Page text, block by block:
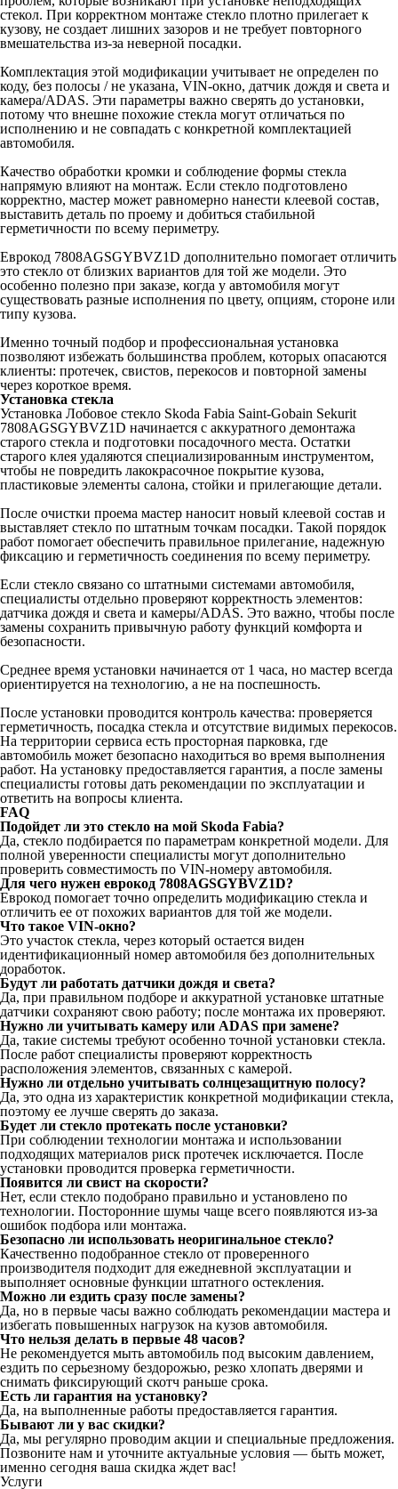
стекол. При корректном монтаже стекло плотно прилегает к
кузову, не создает лишних зазоров и не требует повторного
вмешательства из-за неверной посадки.
Комплектация этой модификации учитывает не определен по
коду, без полосы / не указана, VIN-окно, датчик дождя и света и
камера/ADAS. Эти параметры важно сверять до установки,
потому что внешне похожие стекла могут отличаться по
исполнению и не совпадать с конкретной комплектацией
автомобиля.
Качество обработки кромки и соблюдение формы стекла
напрямую влияют на монтаж. Если стекло подготовлено
корректно, мастер может равномерно нанести клеевой состав,
выставить деталь по проему и добиться стабильной
герметичности по всему периметру.
Еврокод 7808AGSGYBVZ1D дополнительно помогает отличить
это стекло от близких вариантов для той же модели. Это
особенно полезно при заказе, когда у автомобиля могут
существовать разные исполнения по цвету, опциям, стороне или
типу кузова.
Именно точный подбор и профессиональная установка
позволяют избежать большинства проблем, которых опасаются
клиенты: протечек, свистов, перекосов и повторной замены
через короткое время.
Установка стекла
Установка Лобовое стекло Skoda Fabia Saint-Gobain Sekurit
7808AGSGYBVZ1D начинается с аккуратного демонтажа
старого стекла и подготовки посадочного места. Остатки
старого клея удаляются специализированным инструментом,
чтобы не повредить лакокрасочное покрытие кузова,
пластиковые элементы салона, стойки и прилегающие детали.
После очистки проема мастер наносит новый клеевой состав и
выставляет стекло по штатным точкам посадки. Такой порядок
работ помогает обеспечить правильное прилегание, надежную
фиксацию и герметичность соединения по всему периметру.
Если стекло связано со штатными системами автомобиля,
специалисты отдельно проверяют корректность элементов:
датчика дождя и света и камеры/ADAS. Это важно, чтобы после
замены сохранить привычную работу функций комфорта и
безопасности.
Среднее время установки начинается от 1 часа, но мастер всегда
ориентируется на технологию, а не на поспешность.
После установки проводится контроль качества: проверяется
герметичность, посадка стекла и отсутствие видимых перекосов.
На территории сервиса есть просторная парковка, где
автомобиль может безопасно находиться во время выполнения
работ. На установку предоставляется гарантия, а после замены
специалисты готовы дать рекомендации по эксплуатации и
ответить на вопросы клиента.
FAQ
Подойдет ли это стекло на мой Skoda Fabia?
Да, стекло подбирается по параметрам конкретной модели. Для
полной уверенности специалисты могут дополнительно
проверить совместимость по VIN-номеру автомобиля.
Для чего нужен еврокод 7808AGSGYBVZ1D?
Еврокод помогает точно определить модификацию стекла и
отличить ее от похожих вариантов для той же модели.
Что такое VIN-окно?
Это участок стекла, через который остается виден
идентификационный номер автомобиля без дополнительных
доработок.
Будут ли работать датчики дождя и света?
Да, при правильном подборе и аккуратной установке штатные
датчики сохраняют свою работу; после монтажа их проверяют.
Нужно ли учитывать камеру или ADAS при замене?
Да, такие системы требуют особенно точной установки стекла.
После работ специалисты проверяют корректность
расположения элементов, связанных с камерой.
Нужно ли отдельно учитывать солнцезащитную полосу?
Да, это одна из характеристик конкретной модификации стекла,
поэтому ее лучше сверять до заказа.
Будет ли стекло протекать после установки?
При соблюдении технологии монтажа и использовании
подходящих материалов риск протечек исключается. После
установки проводится проверка герметичности.
Появится ли свист на скорости?
Нет, если стекло подобрано правильно и установлено по
технологии. Посторонние шумы чаще всего появляются из-за
ошибок подбора или монтажа.
Безопасно ли использовать неоригинальное стекло?
Качественно подобранное стекло от проверенного
производителя подходит для ежедневной эксплуатации и
выполняет основные функции штатного остекления.
Можно ли ездить сразу после замены?
Да, но в первые часы важно соблюдать рекомендации мастера и
избегать повышенных нагрузок на кузов автомобиля.
Что нельзя делать в первые 48 часов?
Не рекомендуется мыть автомобиль под высоким давлением,
ездить по серьезному бездорожью, резко хлопать дверями и
снимать фиксирующий скотч раньше срока.
Есть ли гарантия на установку?
Да, на выполненные работы предоставляется гарантия.
Бывают ли у вас скидки?
Да, мы регулярно проводим акции и специальные предложения.
Позвоните нам и уточните актуальные условия — быть может,
именно сегодня ваша скидка ждет вас!
Услуги